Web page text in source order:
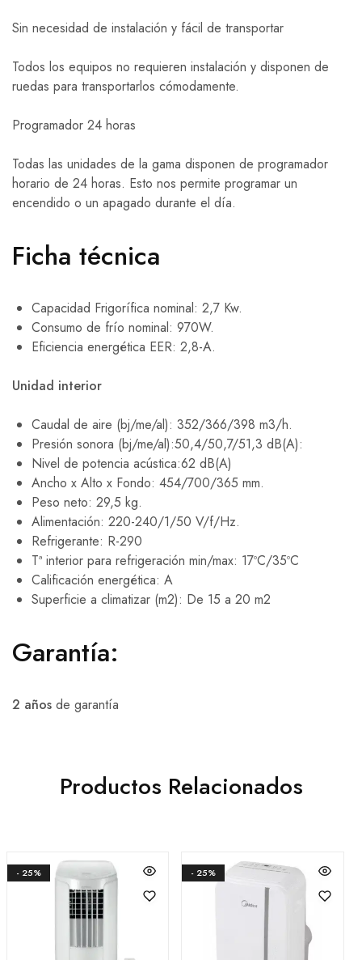
Sin necesidad de instalación y fácil de transportar
Todos los equipos no requieren instalación y disponen de
ruedas para transportarlos cómodamente.
Programador 24 horas
Todas las unidades de la gama disponen de programador
horario de 24 horas. Esto nos permite programar un
encendido o un apagado durante el día.
Ficha técnica
Capacidad Frigorífica nominal: 2,7 Kw.
Consumo de frío nominal: 970W.
Eficiencia energética EER: 2,8-A.
Unidad interior
Caudal de aire (bj/me/al): 352/366/398 m3/h.
Presión sonora (bj/me/al):50,4/50,7/51,3 dB(A):
Nivel de potencia acústica:62 dB(A)
Ancho x Alto x Fondo: 454/700/365 mm.
Peso neto: 29,5 kg.
Alimentación: 220-240/1/50 V/f/Hz.
Refrigerante: R-290
Tª interior para refrigeración min/max: 17ºC/35ºC
Calificación energética: A
Superficie a climatizar (m2): De 15 a 20 m2
Garantía:
2 años de garantía
Productos Relacionados
- 25% - 25%